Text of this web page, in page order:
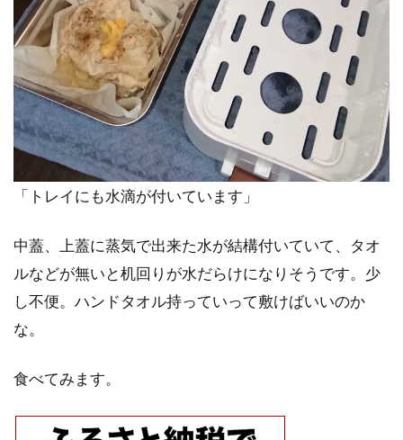
「トレイにも水滴が付いています」
中蓋、上蓋に蒸気で出来た水が結構付いていて、タオ
ルなどが無いと机回りが水だらけになりそうです。少
し不便。ハンドタオル持っていって敷けばいいのか
な。
食べてみます。